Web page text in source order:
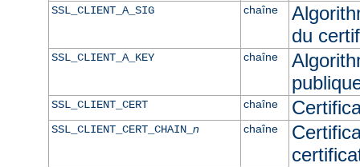
SSL_CLIENT_A_SIG chaîne
du
SSL_CLIENT_A_KEY chaîne
SSL_CLIENT_CERT chaîne
SSL_CLIENT_CERT_CHAIN_ n chaîne